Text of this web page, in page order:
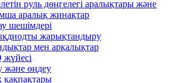
руль дөңгелегі аралықтары және
аралық жинақтар
шешімдері
жарықтандыру
мен арқалықтар
және өңдеу
қақпақтары